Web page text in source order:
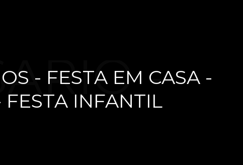
- FESTA EM CASA -
INFANTIL
-